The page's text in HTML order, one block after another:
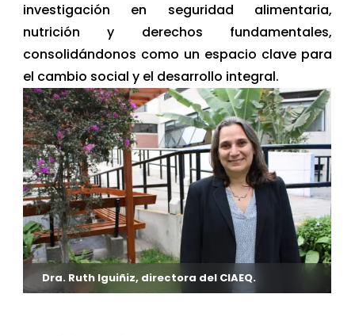
investigación en seguridad alimentaria,
nutrición y derechos fundamentales,
consolidándonos como un espacio clave para
el cambio social y el desarrollo integral.
Dra. Ruth Iguiñiz, directora del CIAEQ.